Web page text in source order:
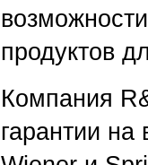
продуктов
Компания
гарантии